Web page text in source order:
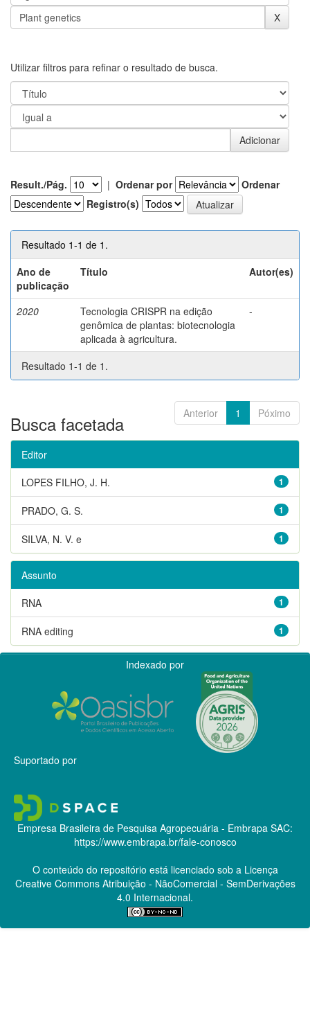
Utilizar filtros para refinar o resultado de busca.
Result./Pág. | Ordenar por
Ordenar
Registro(s)
Resultado 1-1 de 1.
Ano de
publicação
Título Autor(es)
2020
Tecnologia CRISPR na edição
genômica de plantas: biotecnologia
aplicada à agricultura.
-
Resultado 1-1 de 1.
Anterior 1 Póximo
Busca facetada
Editor
1
LOPES FILHO, J. H.
1
PRADO, G. S.
1
SILVA, N. V. e
Assunto
1
RNA
1
RNA editing
Indexado por
Suportado por
Empresa Brasileira de Pesquisa Agropecuária - Embrapa SAC:
https://www.embrapa.br/fale-conosco
O conteúdo do repositório está licenciado sob a Licença
Creative CommonsAtribuição - NãoComercial - SemDerivações
4.0 Internacional.